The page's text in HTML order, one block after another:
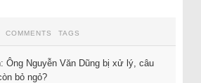
COMMENTS TAGS
Ông Nguyễn Văn Dũng bị xử lý, câu
bỏ ngỏ?